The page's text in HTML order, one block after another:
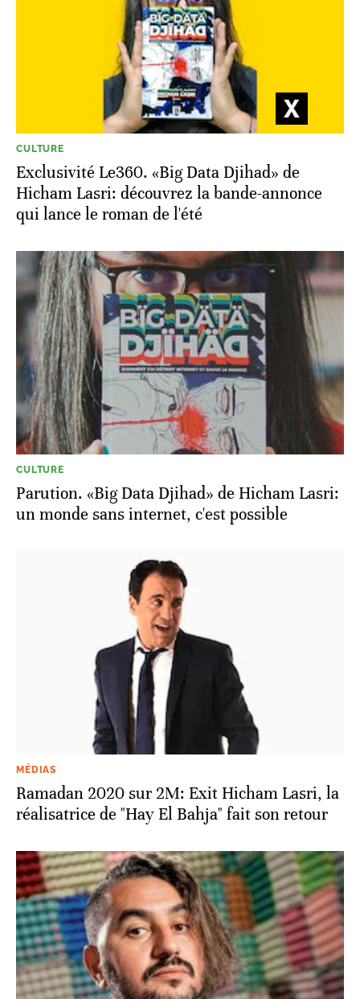
CULTURE
Exclusivité Le360. «Big Data Djihad» de
Hicham Lasri: découvrez la bande-annonce
qui lance le roman de l'été
CULTURE
Parution. «Big Data Djihad» de Hicham Lasri:
un monde sans internet, c'est possible
MÉDIAS
Ramadan 2020 sur 2M: Exit Hicham Lasri, la
réalisatrice de "Hay El Bahja" fait son retour